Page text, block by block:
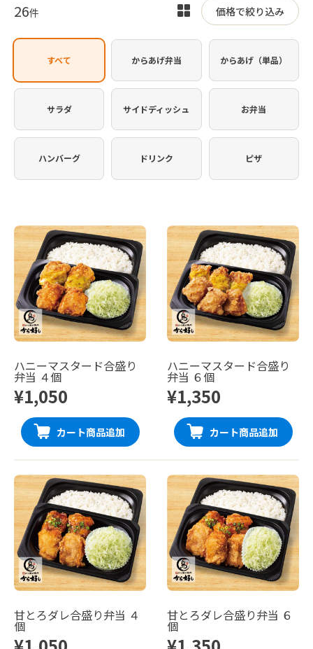
26件
表
を
り
価格で絞り込み
すべて からあげ弁当 からあげ（単品）
サラダ サイドディッシュ お弁当
ハンバーグ ドリンク ピザ
ハニーマスタード合盛り
弁当 ４個
¥1,050
カート商品追加
ハニーマスタード合盛り
弁当 ６個
¥1,350
カート商品追加
甘とろダレ合盛り弁当 ４
個
甘とろダレ合盛り弁当 ６
個